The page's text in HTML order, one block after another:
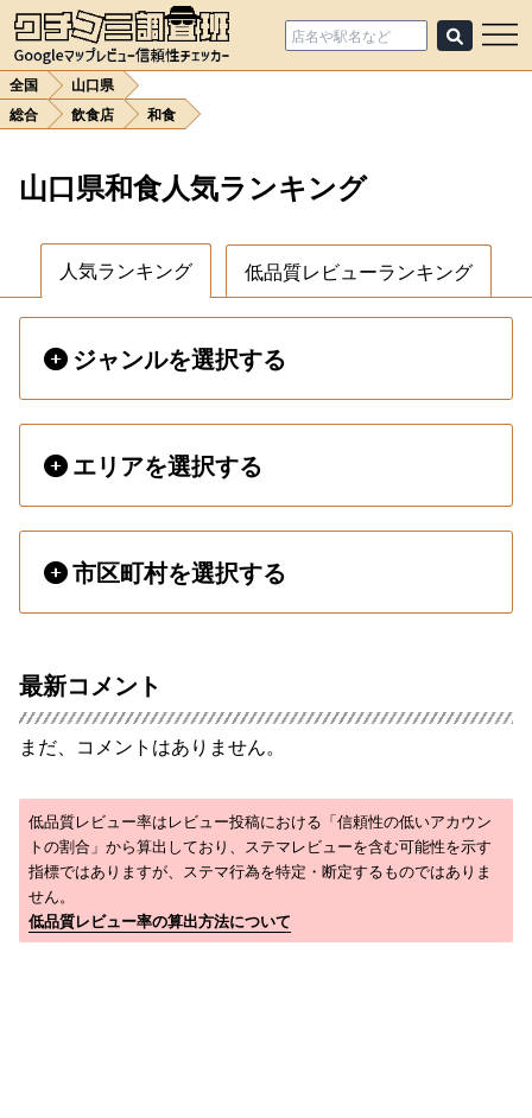
全国
山口県
総合
飲食店 和食
山口県和食人気ランキング
人気ランキング 低品質レビューランキング
ジャンルを選択する
エリアを選択する
市区町村を選択する
最新コメント
まだ、コメントはありません。
低品質レビュー率はレビュー投稿における「信頼性の低いアカウン
トの割合」から算出しており、ステマレビューを含む可能性を示す
指標ではありますが、ステマ行為を特定・断定するものではありま
せん。
低品質レビュー率の算出方法について